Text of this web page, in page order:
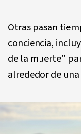
Otras pasan
conciencia,
de la muerte"
alrededor de